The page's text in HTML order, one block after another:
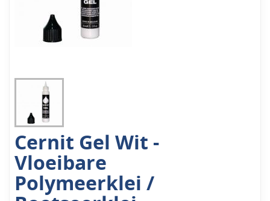
Cernit Gel Wit -
Vloeibare
Polymeerklei /